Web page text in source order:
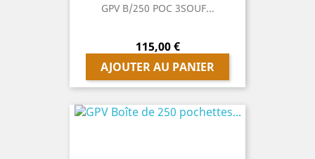
GPV B/250 POC 3SOUF...
Prix
115,00 €
AJOUTER AU PANIER